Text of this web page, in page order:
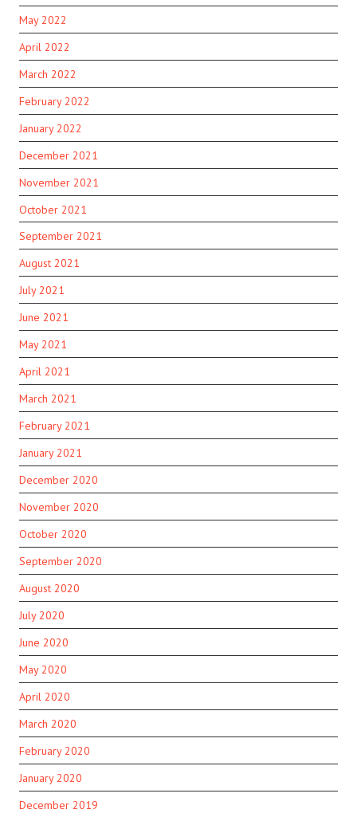
May 2022
April 2022
March 2022
February 2022
January 2022
December 2021
November 2021
October 2021
September 2021
August 2021
July 2021
June 2021
May 2021
April 2021
March 2021
February 2021
January 2021
December 2020
November 2020
October 2020
September 2020
August 2020
July 2020
June 2020
May 2020
April 2020
March 2020
February 2020
January 2020
December 2019